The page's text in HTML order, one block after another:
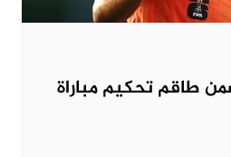
طاقم تحكيم مباراة